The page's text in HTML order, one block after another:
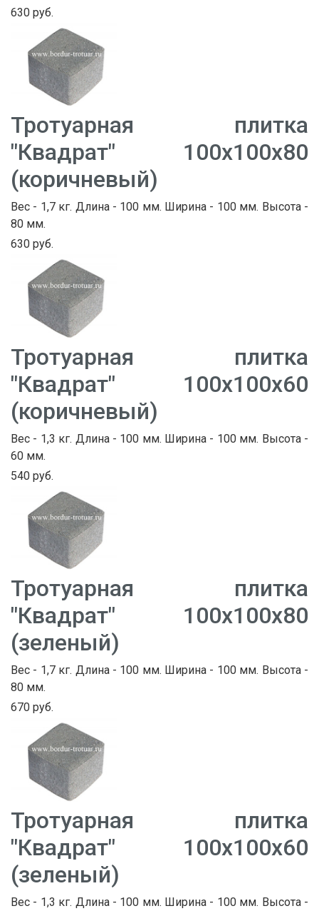
630 руб.
Тротуарная плитка
"Квадрат" 100х100х80
(коричневый)
Вес - 1,7 кг. Длина - 100 мм. Ширина - 100 мм. Высота -
80 мм.
630 руб.
Тротуарная плитка
"Квадрат" 100х100х60
(коричневый)
Вес - 1,3 кг. Длина - 100 мм. Ширина - 100 мм. Высота -
60 мм.
540 руб.
Тротуарная плитка
"Квадрат" 100х100х80
(зеленый)
Вес - 1,7 кг. Длина - 100 мм. Ширина - 100 мм. Высота -
80 мм.
670 руб.
Тротуарная плитка
"Квадрат" 100х100х60
(зеленый)
Вес - 1,3 кг. Длина - 100 мм. Ширина - 100 мм. Высота -